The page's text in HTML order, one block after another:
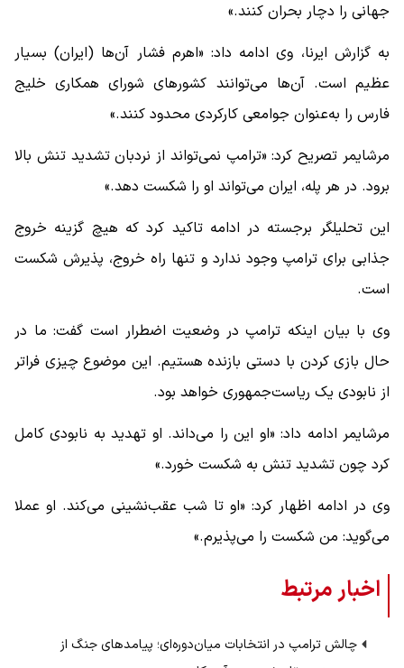
جهانی را دچار بحران کنند.»
به گزارش ایرنا، وی ادامه داد: «اهرم فشار آن‌ها (ایران) بسیار
عظیم است. آن‌ها می‌توانند کشورهای شورای همکاری خلیج
فارس را به‌عنوان جوامعی کارکردی محدود کنند.»
مرشایمر تصریح کرد: «ترامپ نمی‌تواند از نردبان تشدید تنش بالا
برود. در هر پله، ایران می‌تواند او را شکست دهد.»
این تحلیلگر برجسته در ادامه تاکید کرد که هیچ گزینه خروج
جذابی برای ترامپ وجود ندارد و تنها راه خروج، پذیرش شکست
است.
وی با بیان اینکه ترامپ در وضعیت اضطرار است گفت: ما در
حال بازی کردن با دستی بازنده هستیم. این موضوع چیزی فراتر
از نابودی یک ریاست‌جمهوری خواهد بود.
مرشایمر ادامه داد: «او این را می‌داند. او تهدید به نابودی کامل
کرد چون تشدید تنش به شکست خورد.»
وی در ادامه اظهار کرد: «او تا شب عقب‌نشینی می‌کند. او عملا
می‌گوید: من شکست را می‌پذیرم.»
اخبار مرتبط
چالش ترامپ در انتخابات میان‌دوره‌ای؛ پیامدهای جنگ از